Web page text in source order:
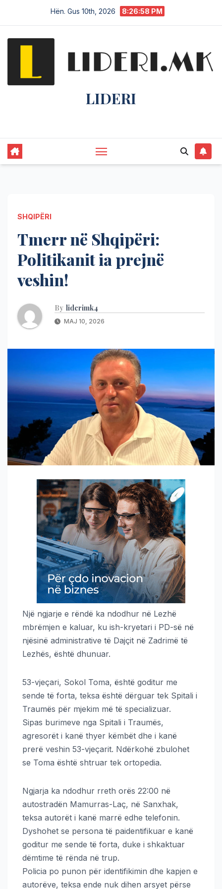
Hën. Gus 10th, 2026 8:26:59 PM
LIDERI
SHQIPËRI
Tmerr në Shqipëri:
Politikanit ia prejnë
veshin!
By liderimk4
MAJ 10, 2026
Një ngjarje e rëndë ka ndodhur në Lezhë
mbrëmjen e kaluar, ku ish-kryetari i PD-së në
njësinë administrative të Dajçit në Zadrimë të
Lezhës, është dhunuar.
53-vjeçari, Sokol Toma, është goditur me
sende të forta, teksa është dërguar tek Spitali i
Traumës për mjekim më të specializuar.
Sipas burimeve nga Spitali i Traumës,
agresorët i kanë thyer këmbët dhe i kanë
prerë veshin 53-vjeçarit. Ndërkohë zbulohet
se Toma është shtruar tek ortopedia.
Ngjarja ka ndodhur rreth orës 22:00 në
autostradën Mamurras-Laç, në Sanxhak,
teksa autorët i kanë marrë edhe telefonin.
Dyshohet se persona të paidentifikuar e kanë
goditur me sende të forta, duke i shkaktuar
dëmtime të rënda në trup.
Policia po punon për identifikimin dhe kapjen e
autorëve, teksa ende nuk dihen arsyet përse